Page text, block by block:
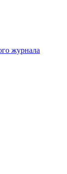
журнала